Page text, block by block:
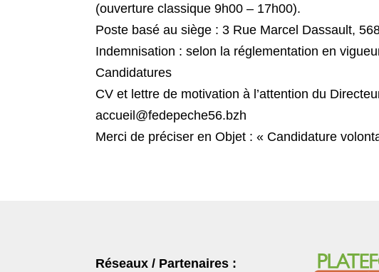
(ouverture classique 9h00 – 17h00).
Poste basé au siège : 3 Rue Marcel Dassault,
Indemnisation : selon la réglementation en
Candidatures
CV et lettre de motivation à l’attention du
accueil@fedepeche56.bzh
Merci de préciser en Objet : « Candidature
Réseaux / Partenaires :